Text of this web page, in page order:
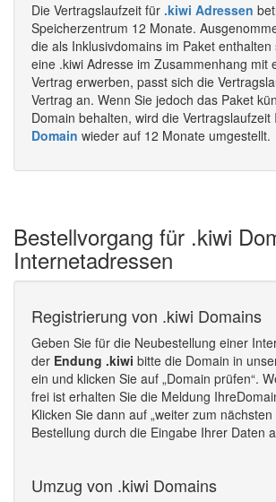
Die Vertragslaufzeit für .kiwi Adressen
Speicherzentrum 12 Monate.
die als Inklusivdomains im Paket enthalten
eine .kiwi Adresse im Zusammenhang mit
Vertrag erwerben, passt sich die
Vertrag an. Wenn Sie jedoch das Paket
Domain behalten, wird die Vertragslaufzeit
Domain wieder auf 12 Monate umgestellt.
Bestellvorgang für .kiwi
Internetadressen
Registrierung von .kiwi Domains
Geben Sie für die Neubestellung einer
der Endung .kiwi bitte die Domain in
ein und klicken Sie auf „Domain prüfen“.
frei ist erhalten Sie die Meldung
Klicken Sie dann auf „weiter zum
Bestellung durch die Eingabe Ihrer Daten
Umzug von .kiwi Domains